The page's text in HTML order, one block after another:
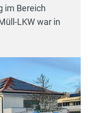
im Bereich
LKW war in